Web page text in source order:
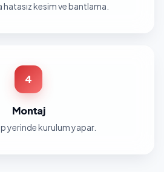
hatasız kesim ve bantlama.
4
Montaj
yerinde kurulum yapar.